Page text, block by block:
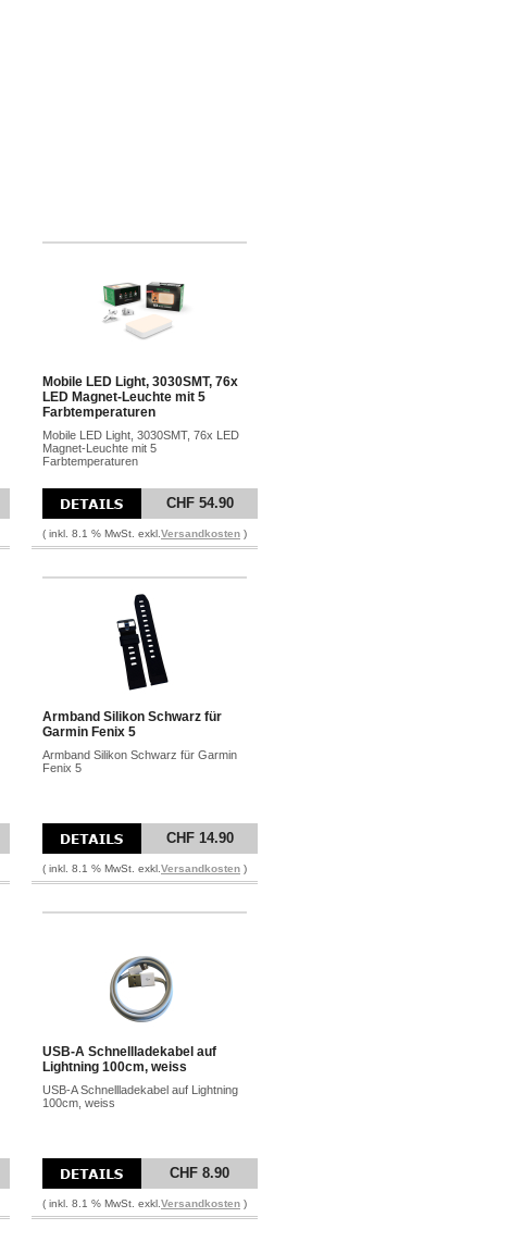
Mobile LED Light, 3030SMT, 76x
LED Magnet-Leuchte mit 5
Farbtemperaturen
Mobile LED Light, 3030SMT, 76x LED
Magnet-Leuchte mit 5
Farbtemperaturen
CHF 54.90
( inkl. 8.1 % MwSt. exkl. Versandkosten )
Armband Silikon Schwarz für
Garmin Fenix 5
Armband Silikon Schwarz für Garmin
Fenix 5
CHF 14.90
( inkl. 8.1 % MwSt. exkl. Versandkosten )
USB-A Schnellladekabel auf
Lightning 100cm, weiss
USB-A Schnellladekabel auf Lightning
100cm, weiss
CHF 8.90
( inkl. 8.1 % MwSt. exkl. Versandkosten )